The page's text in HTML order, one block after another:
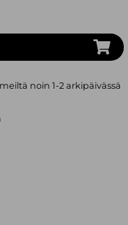
noin 1-2 arkipäivässä